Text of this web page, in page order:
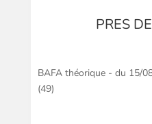
PRES
BAFA théorique - du 15/
(49)